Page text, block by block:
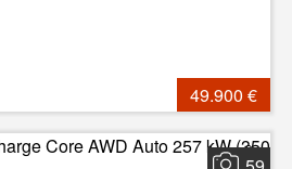
49.900 €